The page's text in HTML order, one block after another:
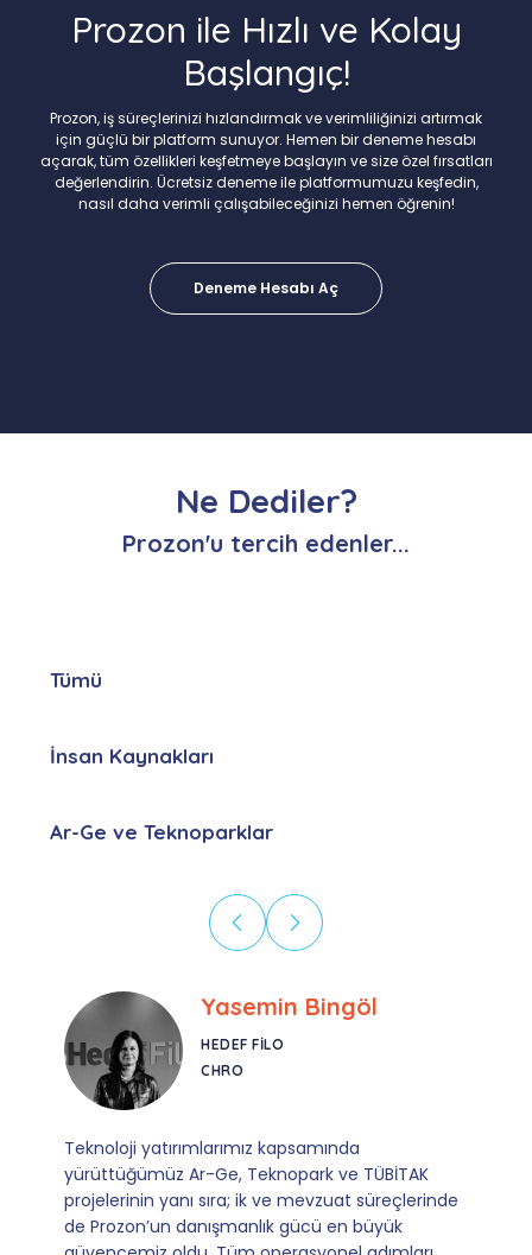
Prozon ile Hızlı ve Kolay
Başlangıç!
Prozon, iş süreçlerinizi hızlandırmak ve verimliliğinizi artırmak
için güçlü bir platform sunuyor. Hemen bir deneme hesabı
açarak, tüm özellikleri keşfetmeye başlayın ve size özel fırsatları
değerlendirin. Ücretsiz deneme ile platformumuzu keşfedin,
nasıl daha verimli çalışabileceğinizi hemen öğrenin!
Deneme Hesabı Aç
Ne Dediler?
Prozon'u tercih edenler...
Tümü
İnsan Kaynakları
Ar-Ge ve Teknoparklar
Ebru Kural
CORESYS
SATIŞ YÖNETICISI
Mevzuata uyum, başvuru ve izleme adımlarında
sağladıkları kusursuz yönlendirme sayesinde artık
operasyonlarımızı sıfır kaygı ve tam güvenle
yürütüyoruz. İş birliğimizi bizim için asıl değerli